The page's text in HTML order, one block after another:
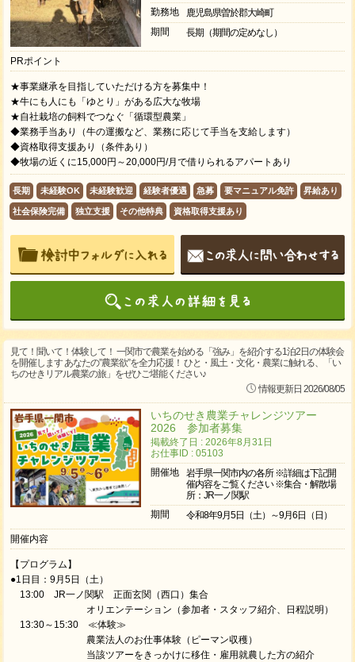
勤務地
鹿児島県曽於郡大崎町
期間
長期（期間の定めなし）
PRポイント
★事業継承を目指していただける方を募集中！
★牛にも人にも「ゆとり」がある広大な牧場
★自社栽培の飼料でつなぐ「循環型農業」
◆業務手当あり（牛の運搬など、業務に応じて手当を支給します）
◆資格取得支援あり（条件あり）
◆牧場の近くに15,000円～20,000円/月で借りられるアパートあり
長期 未経験OK 未経験歓迎 経験者優遇 急募 要マニュアル免許 昇給あり
社会保険完備 独立支援 その他特典 資格取得支援あり
見て！聞いて！体験して！ 一関市で農業を始める「強み」を紹介する1泊2日の体験会
を開催します あなたの”農業欲”を全力応援！ ひと・風土・文化・農業に触れる、「い
ちのせきリアル農業の旅」をぜひご堪能ください♪
情報更新日 2026/08/05
いちのせき農業チャレンジツアー
2026 参加者募集
掲載終了日 : 2026年8月31日
お仕事ID : 05103
開催地
岩手県一関市内の各所 ※詳細は下記開
催内容をご覧ください ※集合・解散場
所：JR一ノ関駅
期間
令和8年9月5日（土）～9月6日（日）
開催内容
【プログラム】
●1日目：9月5日（土）
13:00 JR一ノ関駅 正面玄関（西口）集合
オリエンテーション（参加者・スタッフ紹介、日程説明）
13:30～15:30 ≪体験≫
農業法人のお仕事体験（ピーマン収穫）
当該ツアーをきっかけに移住・雇用就農した方の紹介